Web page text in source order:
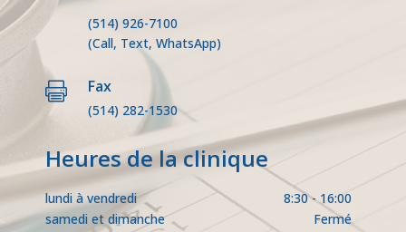
(514) 926-7100
(Call, Text, WhatsApp)
 Fax
(514) 282-1530
Heures de la clinique
lundi à vendredi
8:30 - 16:00
samedi et dimanche
Fermé